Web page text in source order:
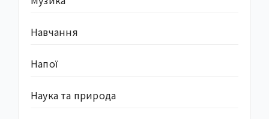
Навчання
Напої
Наука та природа